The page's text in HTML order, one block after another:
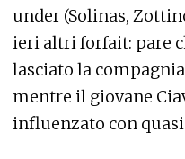
under (Solinas,
ieri altri forfait: pare
lasciato la
mentre il giovane
influenzato con quasi